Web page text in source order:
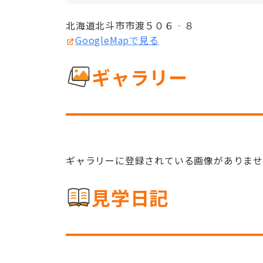
北海道北斗市市渡５０６‐８
GoogleMapで見る
ギャラリー
ギャラリーに登録されている画像がありま
見学日記